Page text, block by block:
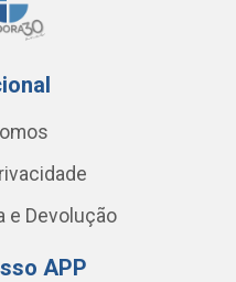
e Devolução
APP